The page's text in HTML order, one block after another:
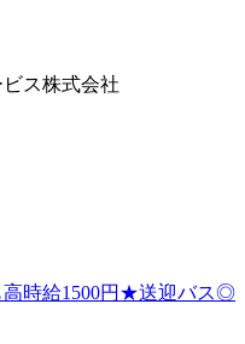
ス株式会社
高時給1500円★送迎バス◎